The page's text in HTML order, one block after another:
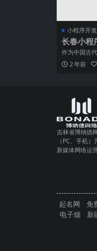
小程序开发
长春小程
实践与经
作为中国古
长春不仅保
迹，也成为
2 年前
吉林省博纳德
（PC、手机
新媒体网络运
起名网 免
电子烟
新